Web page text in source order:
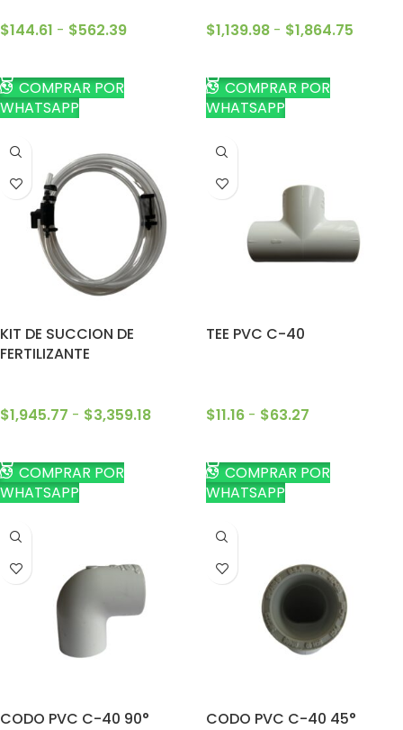
$144.61 - $562.39
COMPRAR POR
WHATSAPP
$1,139.98 - $1,864.75
COMPRAR POR
WHATSAPP
KIT DE SUCCION DE
FERTILIZANTE
$1,945.77 - $3,359.18
COMPRAR POR
WHATSAPP
TEE PVC C-40
$11.16 - $63.27
COMPRAR POR
WHATSAPP
CODO PVC C-40 90° CODO PVC C-40 45°